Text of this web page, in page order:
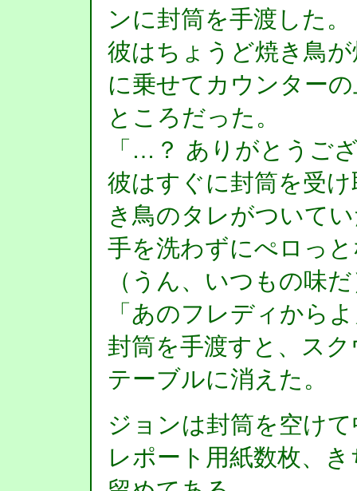
ンに封筒を手渡した。
彼はちょうど焼き鳥
に乗せてカウンター
ところだった。
「…？ ありがとうご
彼はすぐに封筒を受
き鳥のタレがついて
手を洗わずにぺロっ
（うん、いつもの味
「あのフレディから
封筒を手渡すと、ス
テーブルに消えた。
ジョンは封筒を空け
レポート用紙数枚、